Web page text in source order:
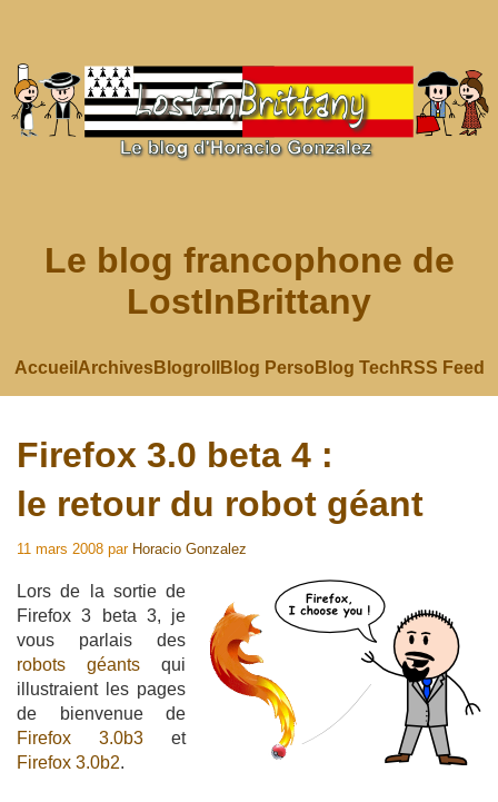
Le blog francophone de
LostInBrittany
Accueil ArchivesBlogroll Blog Perso Blog Tech RSS Feed
Firefox 3.0 beta 4 :
le retour du robot géant
11 mars 2008 par Horacio Gonzalez
Lors de la sortie de
Firefox 3 beta 3, je
vous parlais des
robots géants qui
illustraient les pages
de bienvenue de
Firefox 3.0b3 et
Firefox 3.0b2.